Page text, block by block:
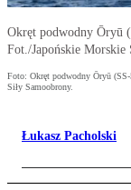
Okręt podwodny Ōryū
Fot./Japońskie Morskie
Foto: Okręt podwodny Ōryū (SS-
Siły Samoobrony.
Łukasz Pacholski